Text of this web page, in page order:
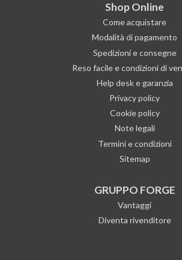
Shop Online
Come acquistare
Modalità di pagamento
Spedizioni e consegne
Reso facile e condizioni di
Help desk e garanzia
Privacy policy
Cookie policy
Note legali
Termini e condizioni
Sitemap
GRUPPO FORGE
Vantaggi
Diventa rivenditore